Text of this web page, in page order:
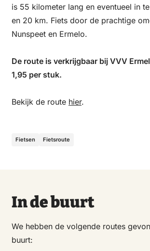
is 55 kilometer lang en eventueel in
en 20 km. Fiets door de prachtige
Nunspeet en Ermelo.
De route is verkrijgbaar bij VVV
1,95 per stuk.
Bekijk de route hier.
Fietsen Fietsroute
In de buurt
We hebben de volgende routes
buurt: